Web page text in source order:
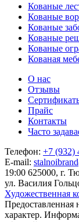
Кованые
Кованые
Кованые
Кованые
Кованые
Кованая
О нас
Отзывы
Прайс
Контакты
Часто
Телефон: +7 (932)
E-mail:
19:00 625000, г.
ул. Василия
Художественная
Предоставленная
характер.